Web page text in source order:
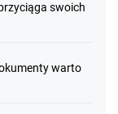
swoich
warto